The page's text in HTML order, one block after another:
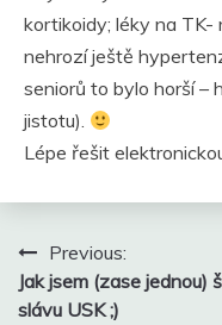
kortikoidy; léky na TK-
nehrozí ještě
seniorů to bylo horší –
jistotu).
Lépe řešit
Navigace
příspěvek
Previous:
Jak jsem (zase jednou)
slávu USK ;)